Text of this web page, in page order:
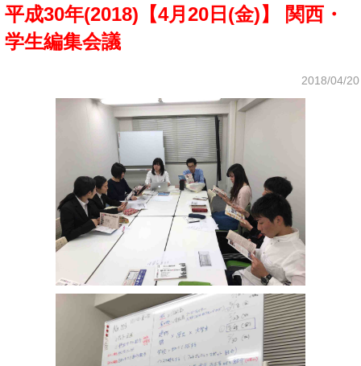
平成30年(2018)【4月20日(金)】 関西・
学生編集会議
2018/04/20